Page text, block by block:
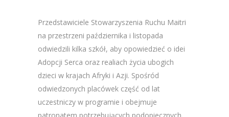
Przedstawiciele Stowarzyszenia Ruchu Maitri
na przestrzeni października i listopada
odwiedzili kilka szkół, aby opowiedzieć o idei
Adopcji Serca oraz realiach życia ubogich
dzieci w krajach Afryki i Azji. Spośród
odwiedzonych placówek część od lat
uczestniczy w programie i obejmuje